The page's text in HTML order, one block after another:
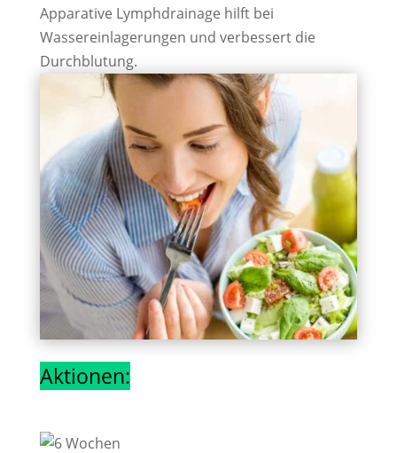
Apparative Lymphdrainage hilft bei
Wassereinlagerungen und verbessert die
Durchblutung.
Weitere Infos bei uns im Body Fit.
deinen Beratungstermin hier!
Aktionen: